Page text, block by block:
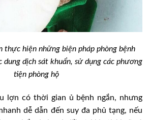
thực hiện những biện pháp phòng bệnh
dịch sát khuẩn, sử dụng các phương
tiện phòng hộ
lợn có thời gian ủ bệnh ngắn, nhưng
dễ dẫn đến suy đa phủ tạng, nếu